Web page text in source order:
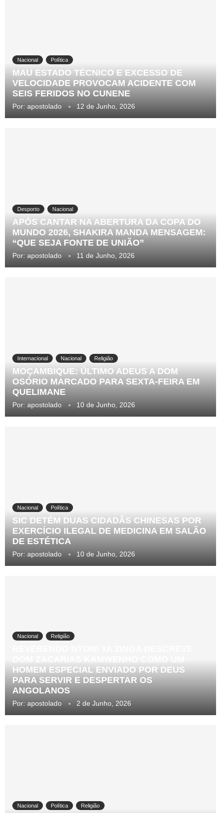
Nacional Política
MAU ESTADO TÉCNICO E EXCESSO DE
VELOCIDADE PROVOCAM ACIDENTE COM
SEIS FERIDOS NO CUNENE
Por: apostolado 12 de Junho, 2026
Desporto Nacional
APÓS CANTAR NA ABERTURA DA COPA DO
MUNDO 2026, SHAKIRA MANDA MENSAGEM:
“QUE SEJA FONTE DE UNIÃO”
Por: apostolado 11 de Junho, 2026
Internacional Nacional Religião
MOÇAMBIQUE: ÚLTIMO ADEUS A DOM
OSÓRIO MARCADO PARA SEXTA-FEIRA EM
QUELIMANE
Por: apostolado 10 de Junho, 2026
Nacional Política
SIC DETÉM DUAS CIDADÃS CHINESAS POR
EXERCÍCIO ILEGAL DE MEDICINA EM SALÃO
DE ESTÉTICA
Por: apostolado 10 de Junho, 2026
Nacional Religião
HOMEM ESPECIAL ENVIADO POR DEUS
PARA SERVIR E DESPERTAR OS
ANGOLANOS
Por: apostolado 2 de Junho, 2026
Nacional Política Religião